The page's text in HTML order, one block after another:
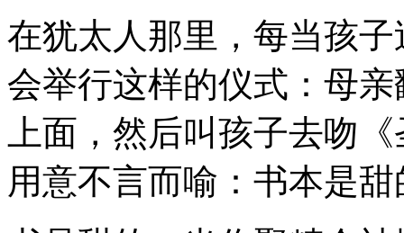
在犹太人那里，每当孩
会举行这样的仪式：母
上面，然后叫孩子去吻
用意不言而喻：书本是